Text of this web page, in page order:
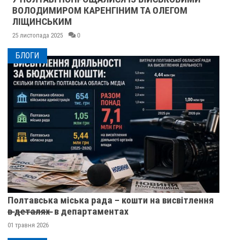
ВОЛОДИМИРОМ КАРЕНГІНИМ ТА ОЛЕГОМ
ЛІЩИНСЬКИМ
25 листопада 2025 0
БЛОГИ
Полтавська міська рада – кошти на висвітлення
в̶ ̶д̶е̶т̶а̶л̶я̶х̶ ̶ в департаментах
01 травня 2026